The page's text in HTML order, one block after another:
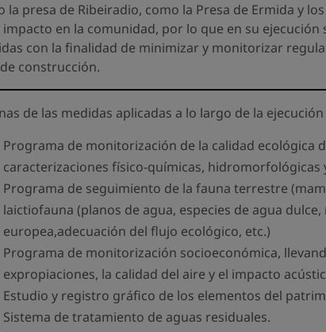
la presa de Ribeiradio, como la Presa de Ermida y
en la comunidad, por lo que en su
con la finalidad de minimizar y monitorizar
construcción.
de las medidas aplicadas a lo largo de la
Programa de monitorización de la calidad ecológica
caracterizaciones físico-químicas, hidromorfológicas
Programa de seguimiento de la fauna terrestre
laictiofauna (planos de agua, especies de agua
europea,adecuación del flujo ecológico, etc.)
Programa de monitorización socioeconómica,
expropiaciones, la calidad del aire y el impacto
Estudio y registro gráfico de los elementos del
Sistema de tratamiento de aguas residuales.